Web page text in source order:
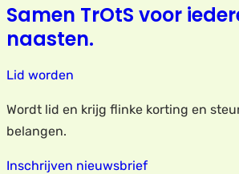
Samen TrOtS voor
naasten.
Lid worden
Wordt lid en krijg flinke korting en
belangen.
Inschrijven nieuwsbrief